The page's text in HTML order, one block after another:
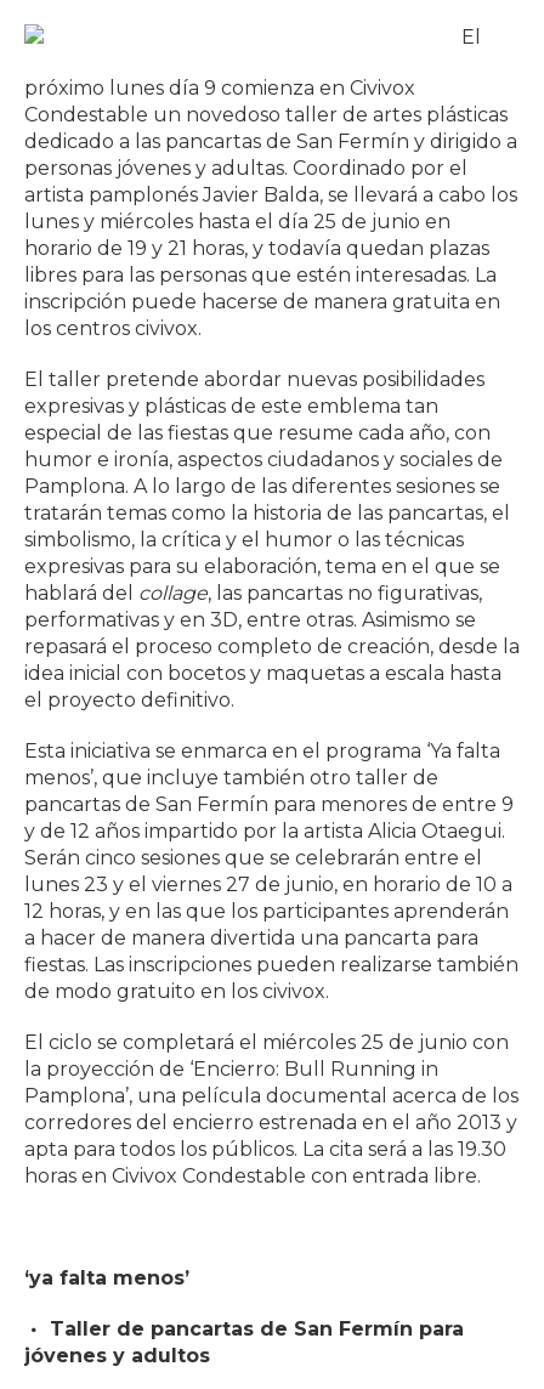
El
próximo lunes día 9 comienza en Civivox
Condestable un novedoso taller de artes plásticas
dedicado a las pancartas de San Fermín y dirigido a
personas jóvenes y adultas. Coordinado por el
artista pamplonés Javier Balda, se llevará a cabo los
lunes y miércoles hasta el día 25 de junio en
horario de 19 y 21 horas, y todavía quedan plazas
libres para las personas que estén interesadas. La
inscripción puede hacerse de manera gratuita en
los centros civivox.
El taller pretende abordar nuevas posibilidades
expresivas y plásticas de este emblema tan
especial de las fiestas que resume cada año, con
humor e ironía, aspectos ciudadanos y sociales de
Pamplona. A lo largo de las diferentes sesiones se
tratarán temas como la historia de las pancartas, el
simbolismo, la crítica y el humor o las técnicas
expresivas para su elaboración, tema en el que se
hablará del collage, las pancartas no figurativas,
performativas y en 3D, entre otras. Asimismo se
repasará el proceso completo de creación, desde la
idea inicial con bocetos y maquetas a escala hasta
el proyecto definitivo.
Esta iniciativa se enmarca en el programa ‘Ya falta
menos’, que incluye también otro taller de
pancartas de San Fermín para menores de entre 9
y de 12 años impartido por la artista Alicia Otaegui.
Serán cinco sesiones que se celebrarán entre el
lunes 23 y el viernes 27 de junio, en horario de 10 a
12 horas, y en las que los participantes aprenderán
a hacer de manera divertida una pancarta para
fiestas. Las inscripciones pueden realizarse también
de modo gratuito en los civivox.
El ciclo se completará el miércoles 25 de junio con
la proyección de ‘Encierro: Bull Running in
Pamplona’, una película documental acerca de los
corredores del encierro estrenada en el año 2013 y
apta para todos los públicos. La cita será a las 19.30
horas en Civivox Condestable con entrada libre.
‘ya falta menos’
Taller de pancartas de San Fermín para
jóvenes y adultos